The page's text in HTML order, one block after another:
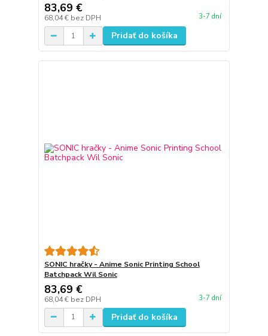
83,69 €
68,04 € bez DPH 3-7 dní
Pridať do košíka
SONIC hračky - Anime Sonic Printing School
Batchpack Wil Sonic
83,69 €
68,04 € bez DPH 3-7 dní
Pridať do košíka